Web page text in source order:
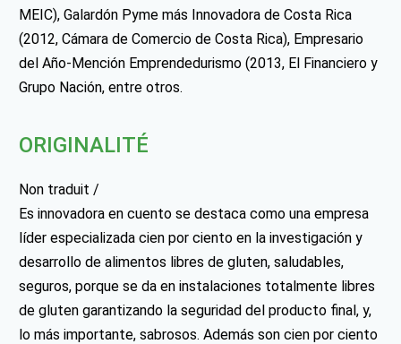
MEIC), Galardón Pyme más Innovadora de Costa Rica
(2012, Cámara de Comercio de Costa Rica), Empresario
del Año-Mención Emprendedurismo (2013, El Financiero y
Grupo Nación, entre otros.
ORIGINALITÉ
Non traduit /
Es innovadora en cuento se destaca como una empresa
líder especializada cien por ciento en la investigación y
desarrollo de alimentos libres de gluten, saludables,
seguros, porque se da en instalaciones totalmente libres
de gluten garantizando la seguridad del producto final, y,
lo más importante, sabrosos. Además son cien por ciento